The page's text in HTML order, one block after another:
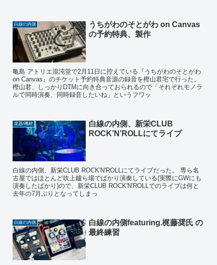
白線の内側
うちがわのそとがわ on Canvas
の予約特典、製作
亀島 アトリエ混沌堂で2月11日に控えている『うちがわのそとがわ
on Canvas』のチケット予約特典音源の録音を樫山君宅で行った。
樫山君、しっかりDTMに向き合っておられるので「それぞれモノラ
ルで同時演奏、同時録音したいね」というフワッ
楽器/機材
白線の内側、新栄CLUB
ROCK’N’ROLLにてライブ
白線の内側、新栄CLUB ROCK'N'ROLLにてライブだった。 専ら名
古屋ではほとんど吹上鑪ら場でばかり演奏している(実際にGWにも
演奏したばかり)ので、新栄CLUB ROCK'N'ROLLでのライブは何と
去年の7月ぶりとなってしまっ
白線の内側
白線の内側featuring.梶藤奨氏 の
最終練習